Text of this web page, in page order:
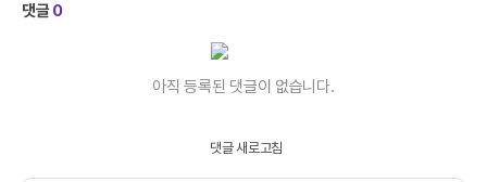
댓글0
아직 등록된 댓글이 없습니다.
댓글 새로고침